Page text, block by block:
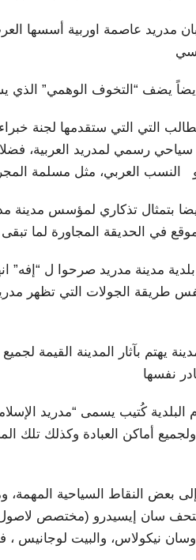
مدريد عاصمة اوربية أسسها
يضف “التخوف الوهمي” الذي
التي التي ستقدمها لجنة
رسمي لمدريد العربية،
النسب العربي، مثل مسلمة
بتمثال تذكاري لمؤسس مدينة
في الحديقة المجاورة لما
مدينة مدريد صرحوا ل “إفه”
بنفس طريقة الجولات التي تظهر
يهتم بآثار المدينة القيمة
نفسها
البلدية كُتيب يسمى “مدريد
أماكن العبادة وكذلك تلك
بعض النقاط السياحية
ومتحف سان إيسيدرو (مختصص لاصول
نيكولاس، والبيت لوجانيس ،